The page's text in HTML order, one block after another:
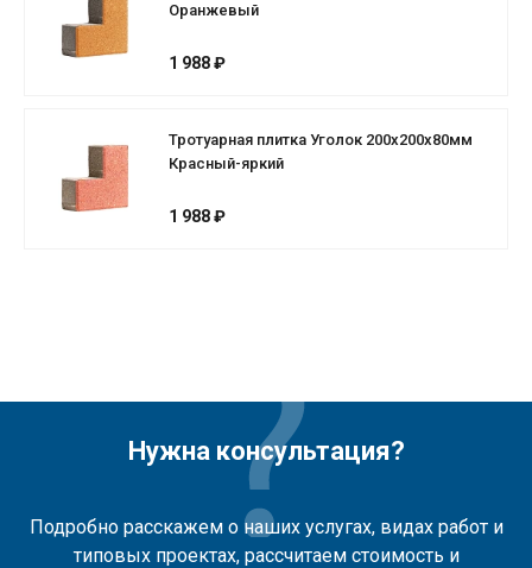
Оранжевый
1 988 ₽
Тротуарная плитка Уголок 200х200х80мм
Красный-яркий
1 988 ₽
Нужна консультация?
Подробно расскажем о наших услугах, видах работ и
типовых проектах, рассчитаем стоимость и